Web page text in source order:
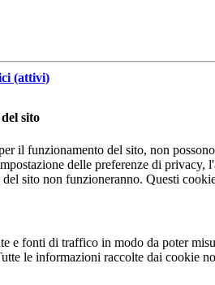
(attivi)
sito
il funzionamento del sito, non
delle preferenze di
sito non funzioneranno. Questi
e fonti di traffico in modo da poter
le informazioni raccolte dai cookie